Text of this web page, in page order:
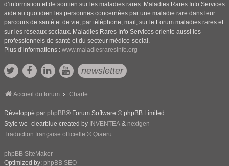
d’information et de soutien sur les maladies rares. Maladies Rares Info Services
aide au quotidien les personnes concernées par une maladie rare dans leur
parcours de santé et de vie, par téléphone, mail, sur le Forum maladies rares et
sur les réseaux sociaux. Maladies Rares Info Services oriente aussi les
professionnels de santé et du secteur médico-social.
Plus d’informations : www.maladiesraresinfo.org
newsletter
Accueil du forum Charte
Développé par phpBB® Forum Software © phpBB Limited
Style we_clearblue created by INVENTEA & nextgen
Traduction française officielle © Qiaeru
phpBB SiteMaker
Optimized by: phpBB SEO